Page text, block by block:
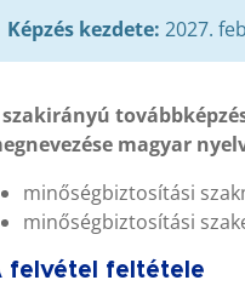
Képzés kezdete: 2027.
magyar
minőségbiztosítási
minőségbiztosítási
felvétel feltétele